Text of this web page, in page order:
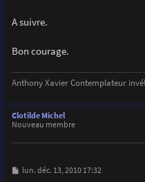
A suivre.
Bon courage.
Anthony Xavier Contemplateur
Clotilde Michel
Nouveau membre
M
lun. déc. 13, 2010 17:32